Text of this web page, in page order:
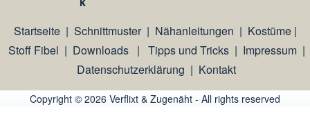
Startseite| Schnittmuster| Nähanleitungen | Kostüme|
Stoff Fibel | Downloads | Tipps und Tricks| Impressum|
Datenschutzerklärung | Kontakt
Copyright © 2026 Verflixt & Zugenäht - All rights reserved